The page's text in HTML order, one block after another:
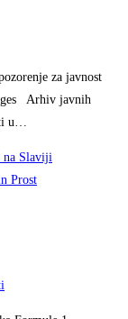
za javnost
Arhiv javnih
u…
na Slaviji